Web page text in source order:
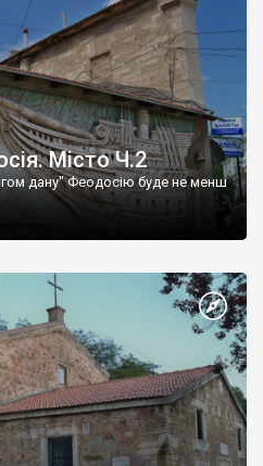
Місто Ч.2
дану" Феодосію буде не менш